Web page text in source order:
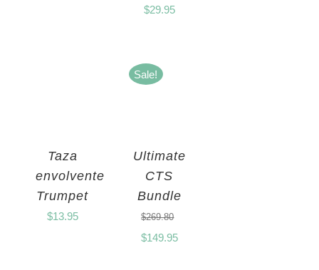
$29.95
Taza
envolvente
Trumpet
$13.95
Sale! AÑADIR AL
Ultimate
CTS
Bundle
$269.80
$149.95